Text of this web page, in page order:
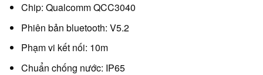
Chip: Qualcomm QCC3040
Phiên bản bluetooth: V5.2
Phạm vi kết nối: 10m
Chuẩn chống nước: IP65